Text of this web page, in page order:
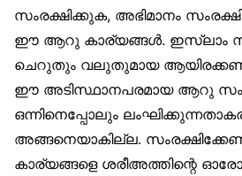
സംരക്ഷിക്കുക, അഭിമാനം
ഈ ആറു കാര്യങ്ങൾ. ഇസ്‌ലാം
ചെറുതും വലുതുമായ
ഈ അടിസ്ഥാനപരമായ ആറു
ഒന്നിനെപ്പോലും
അങ്ങനെയാകില്ല.
കാര്യങ്ങളെ ശരീഅത്തിന്റെ ഓരോ